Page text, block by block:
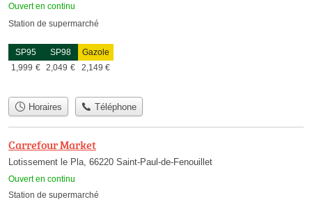
Ouvert en continu
Station de supermarché
SP95
1,999 €
SP98
2,049 €
Gazole
2,149 €
Horaires Téléphone
Carrefour Market
Lotissement le Pla, 66220 Saint-Paul-de-Fenouillet
Ouvert en continu
Station de supermarché